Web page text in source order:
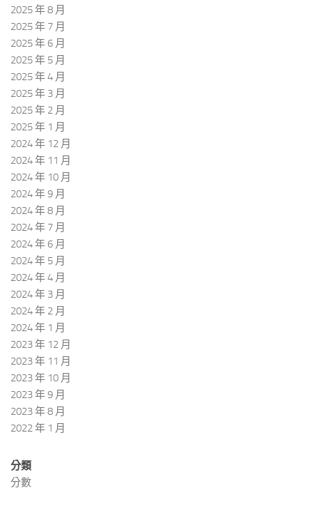
2025 年 8 月
2025 年 7 月
2025 年 6 月
2025 年 5 月
2025 年 4 月
2025 年 3 月
2025 年 2 月
2025 年 1 月
2024 年 12 月
2024 年 11 月
2024 年 10 月
2024 年 9 月
2024 年 8 月
2024 年 7 月
2024 年 6 月
2024 年 5 月
2024 年 4 月
2024 年 3 月
2024 年 2 月
2024 年 1 月
2023 年 12 月
2023 年 11 月
2023 年 10 月
2023 年 9 月
2023 年 8 月
2022 年 1 月
分類
分數